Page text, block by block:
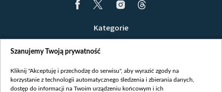
Kategorie
Opinie
Białoruś / Polska
Szanujemy Twoją prywatność
Kliknij "Akceptuję i przechodzę do serwisu", aby wyrazić zgody na
korzystanie z technologii automatycznego śledzenia i zbierania danych,
dostęp do informacji na Twoim urządzeniu końcowym i ich